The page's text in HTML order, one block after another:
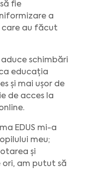
fie
a
care au făcut
schimbări
educația
și mai ușor de
de acces la
EDUS mi-a
meu;
și
ori, am putut să